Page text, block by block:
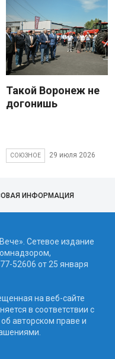
Такой Воронеж не
догонишь
СОЮЗНОЕ 29 июля 2026
ИНФОРМАЦИЯ
Сетевое издание
52606 от 25 января
на веб-сайте
в соответствии с
авторском праве и